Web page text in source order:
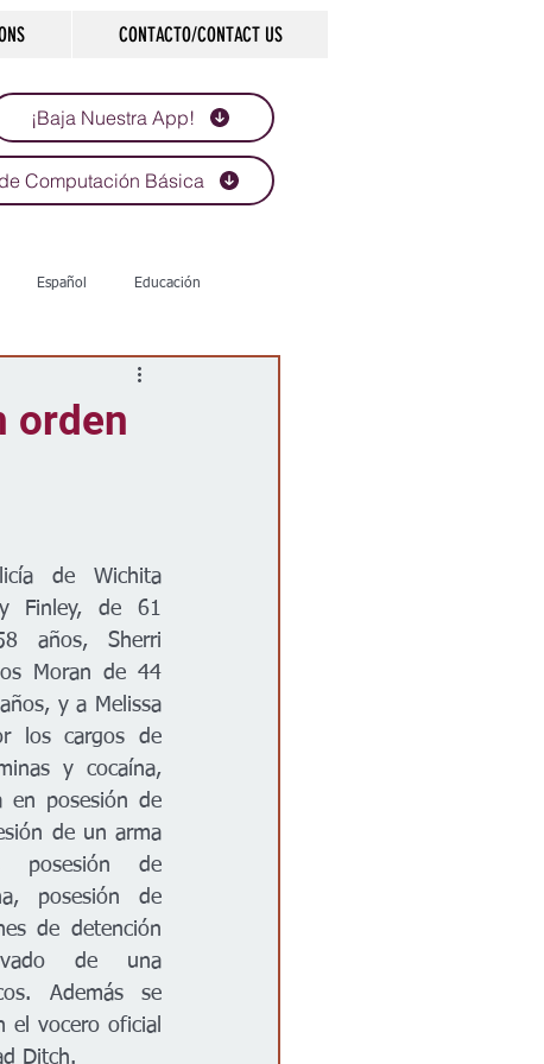
CONTACTO/CONTACT US
¡Baja Nuestra App!
Computación Básica
Español Educación
orden
de Wichita
Finley, de 61
años, Sherri
Moran de 44
y a Melissa
los cargos de
y cocaína,
en posesión de
de un arma
posesión de
posesión de
de detención
de una
Además se
el vocero oficial
Ditch.